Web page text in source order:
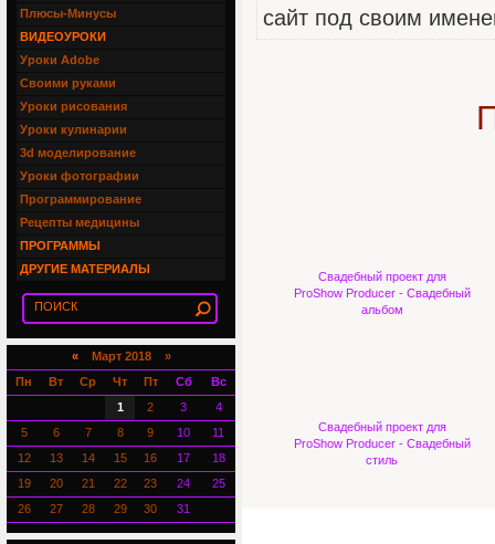
сайт под своим
Свадебный проект для
ProShow Producer - Свадебный
альбом
Свадебный проект для
ProShow Producer - Свадебный
стиль
Плюсы-Минусы
ВИДЕОУРОКИ
Уроки Adobe
Своими руками
Уроки рисования
Уроки кулинарии
3d моделирование
Уроки фотографии
Программирование
Рецепты медицины
ПРОГРАММЫ
ДРУГИЕ МАТЕРИАЛЫ
«Март 2018 »
Пн
Вт Ср Чт Пт Сб
Вс
1
2 3
4
5
6 7 8 9 10
11
12
13 14 15 16 17
18
19
20 21 22 23 24
25
26
27 28 29 30 31